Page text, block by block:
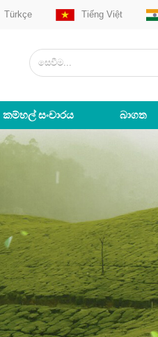
Türkçe Tiếng Việt
කම්හල් සංචාරය බාගත